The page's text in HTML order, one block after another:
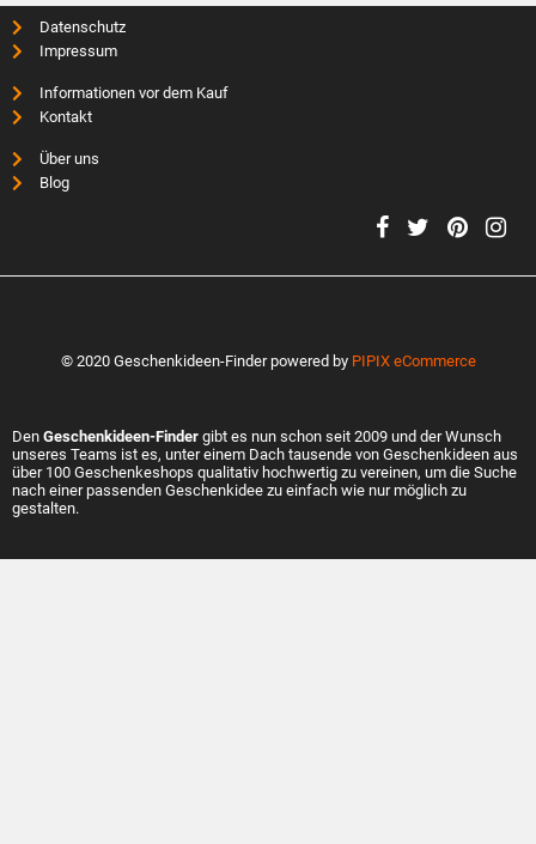
Datenschutz
Impressum
Informationen vor dem Kauf
Kontakt
Über uns
Blog
© 2020 Geschenkideen-Finder powered by PIPIX eCommerce
Den Geschenkideen-Finder gibt es nun schon seit 2009 und der Wunsch
unseres Teams ist es, unter einem Dach tausende von Geschenkideen aus
über 100 Geschenkeshops qualitativ hochwertig zu vereinen, um die Suche
nach einer passenden Geschenkidee zu einfach wie nur möglich zu
gestalten.